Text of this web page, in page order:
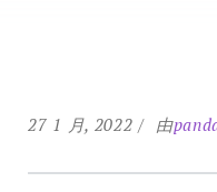
27 1 月, 2022 由